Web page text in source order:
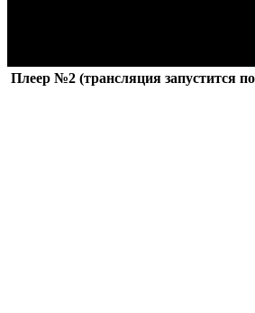
Плеер №2 (трансляция запустится